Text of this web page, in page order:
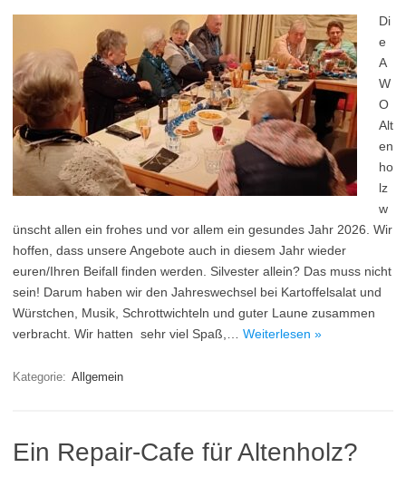
Di
e
A
W
O
Alt
en
ho
lz
w
ünscht allen ein frohes und vor allem ein gesundes Jahr 2026. Wir
hoffen, dass unsere Angebote auch in diesem Jahr wieder
euren/Ihren Beifall finden werden. Silvester allein? Das muss nicht
sein! Darum haben wir den Jahreswechsel bei Kartoffelsalat und
Würstchen, Musik, Schrottwichteln und guter Laune zusammen
verbracht. Wir hatten sehr viel Spaß,… Weiterlesen »
Kategorie: Allgemein
Ein Repair-Cafe für Altenholz?